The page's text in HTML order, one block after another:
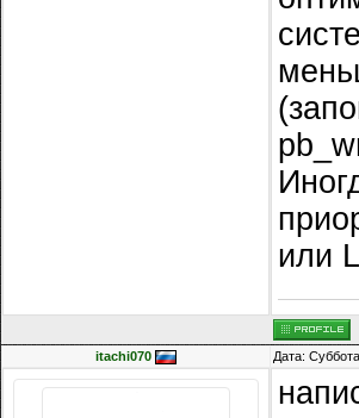
или
itachi070 Дата: